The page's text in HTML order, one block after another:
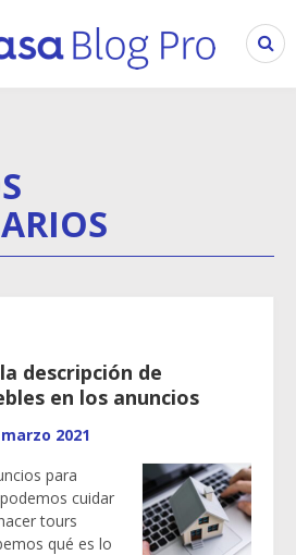
descripción de
en los anuncios
2021
para
cuidar
tours
qué es lo